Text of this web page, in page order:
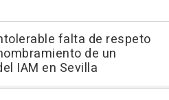
falta de respeto
de un
IAM en Sevilla